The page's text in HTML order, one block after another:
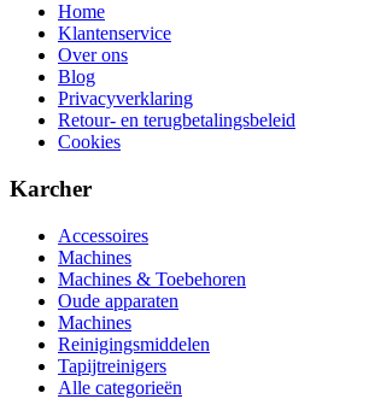
Home
Klantenservice
Over ons
Blog
Privacyverklaring
Retour- en terugbetalingsbeleid
Cookies
Karcher
Accessoires
Machines
Machines & Toebehoren
Oude apparaten
Machines
Reinigingsmiddelen
Tapijtreinigers
Alle categorieën